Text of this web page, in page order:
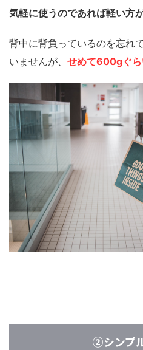
気軽に使うのであれば軽い方
背中に背負っているのを忘れ
いませんが、 せめて600gぐ
②シンプ